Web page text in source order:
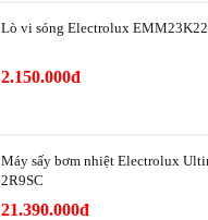
chiều TwinTech Cooling
Lò vi sóng Electrolux
2.150.000đ
Máy sấy bơm nhiệt Electrolux
2R9SC
21.390.000đ